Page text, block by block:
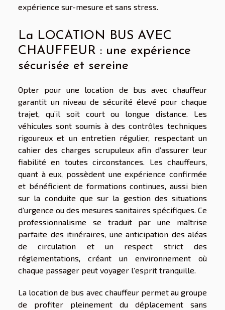
expérience sur-mesure et sans stress.
La LOCATION BUS AVEC
CHAUFFEUR : une expérience
sécurisée et sereine
Opter pour une location de bus avec chauffeur
garantit un niveau de sécurité élevé pour chaque
trajet, qu’il soit court ou longue distance. Les
véhicules sont soumis à des contrôles techniques
rigoureux et un entretien régulier, respectant un
cahier des charges scrupuleux afin d’assurer leur
fiabilité en toutes circonstances. Les chauffeurs,
quant à eux, possèdent une expérience confirmée
et bénéficient de formations continues, aussi bien
sur la conduite que sur la gestion des situations
d’urgence ou des mesures sanitaires spécifiques. Ce
professionnalisme se traduit par une maîtrise
parfaite des itinéraires, une anticipation des aléas
de circulation et un respect strict des
réglementations, créant un environnement où
chaque passager peut voyager l’esprit tranquille.
La location de bus avec chauffeur permet au groupe
de profiter pleinement du déplacement sans